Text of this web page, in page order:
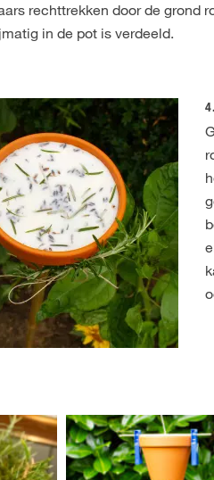
rechttrekken door de grond
in de pot is verdeeld.